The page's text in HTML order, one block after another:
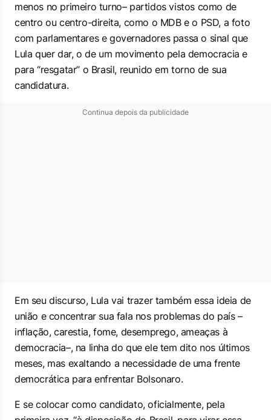
menos no primeiro turno– partidos vistos como de
centro ou centro-direita, como o MDB e o PSD, a foto
com parlamentares e governadores passa o sinal que
Lula quer dar, o de um movimento pela democracia e
para “resgatar” o Brasil, reunido em torno de sua
candidatura.
Continua depois da publicidade
Em seu discurso, Lula vai trazer também essa ideia de
união e concentrar sua fala nos problemas do país –
inflação, carestia, fome, desemprego, ameaças à
democracia–, na linha do que ele tem dito nos últimos
meses, mas exaltando a necessidade de uma frente
democrática para enfrentar Bolsonaro.
E se colocar como candidato, oficialmente, pela